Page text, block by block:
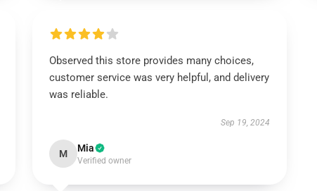
Observed this store provides many choices,
customer service was very helpful, and delivery
was reliable.
Sep 19, 2024
M Mia
Verified owner